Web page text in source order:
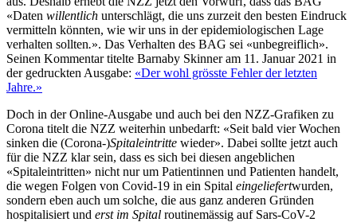
«Daten willentlich unterschlägt, die uns zurzeit den besten Eindruck
vermitteln könnten, wie wir uns in der epidemiologischen Lage
verhalten sollten.». Das Verhalten des BAG sei «unbegreiflich».
Seinen Kommentar titelte Barnaby Skinner am 11. Januar 2021 in
der gedruckten Ausgabe: «Der wohl grösste Fehler der letzten
Jahre.»
Doch in der Online-Ausgabe und auch bei den NZZ-Grafiken zu
Corona titelt die NZZ weiterhin unbedarft: «Seit bald vier Wochen
sinken die (Corona-)Spitaleintritte wieder». Dabei sollte jetzt auch
für die NZZ klar sein, dass es sich bei diesen angeblichen
«Spitaleintritten» nicht nur um Patientinnen und Patienten handelt,
die wegen Folgen von Covid-19 in ein Spital eingeliefertwurden,
sondern eben auch um solche, die aus ganz anderen Gründen
hospitalisiert und erst im Spital routinemässig auf Sars-CoV-2